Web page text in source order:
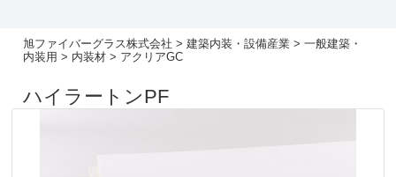
旭ファイバーグラス株式会社 >建築内装・設備産業 >一般建築・
内装用 > 内装材 > アクリアGC
ハイラートンPF